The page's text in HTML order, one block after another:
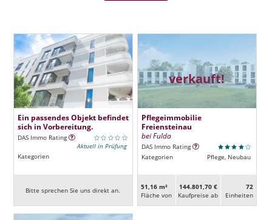
Ein passendes Objekt befindet
sich in Vorbereitung.
DAS Immo Rating
Aktuell in Prüfung
Kategorien
Bitte sprechen Sie uns direkt an.
verkauft!
Pflegeimmobilie
Freiensteinau
bei Fulda
DAS Immo Rating
Kategorien
Pflege, Neubau
51,16 m²
Fläche von
144.801,70 €
Kaufpreise ab
72
Ein­heiten